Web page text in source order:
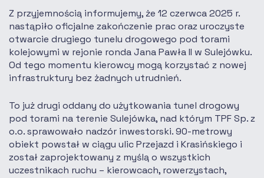
Z przyjemnością informujemy, że 12 czerwca 2025 r.
nastąpiło oficjalne zakończenie prac oraz uroczyste
otwarcie drugiego tunelu drogowego pod torami
kolejowymi w rejonie ronda Jana Pawła II w Sulejówku.
Od tego momentu kierowcy mogą korzystać z nowej
infrastruktury bez żadnych utrudnień.
To już drugi oddany do użytkowania tunel drogowy
pod torami na terenie Sulejówka, nad którym TPF Sp. z
o.o. sprawowało nadzór inwestorski. 90-metrowy
obiekt powstał w ciągu ulic Przejazd i Krasińskiego i
został zaprojektowany z myślą o wszystkich
uczestnikach ruchu – kierowcach, rowerzystach,